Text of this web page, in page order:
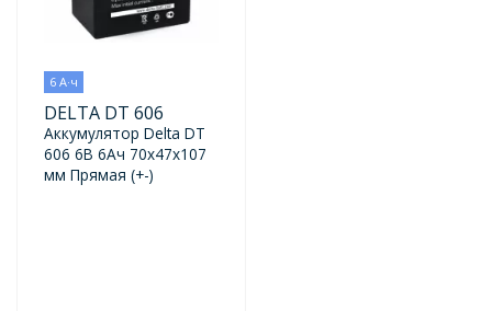
6 А·ч
DELTA DT 606
Аккумулятор Delta DT
606 6В 6Ач 70x47x107
мм Прямая (+-)